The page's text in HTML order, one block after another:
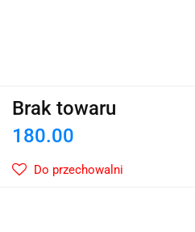
Brak towaru
180.00
Do przechowalni